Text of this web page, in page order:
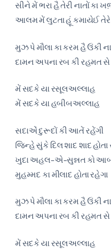
સીને મેં ભરા હૈ તેરી નાતોં કા
આલમ મેં લુટતા હૂં કમાયેઈ તેરે
મુઝ પે મૌલા કા કરમ હૈ ઉંકી
દામન અપના રબ કી રહમત સે
મેં સદકે યા રસૂલઅલ્લાહ
મેં સદકે યા હબીબઅલ્લાહ
સદાએં દુરૂદોં કી આતેં રહેંગી
જિન્હે સુંકે દિલ શાદ શાદ હોતા
ખુદા અહલ-એ-સુન્નત કો
મુહમ્મદ કા મીલાદ હોતા રહેગા
મુઝ પે મૌલા કા કરમ હૈ ઉંકી
દામન અપના રબ કી રહમત સે
મેં સદકે યા રસૂલઅલ્લાહ